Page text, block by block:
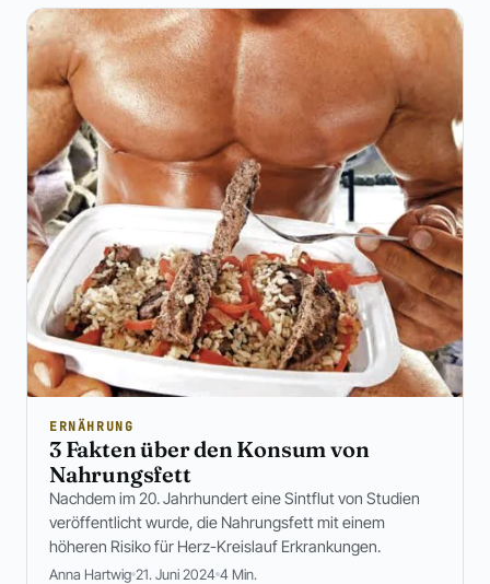
ERNÄHRUNG
3 Fakten über den Konsum von
Nahrungsfett
Nachdem im 20. Jahrhundert eine Sintflut von Studien
veröffentlicht wurde, die Nahrungsfett mit einem
höheren Risiko für Herz-Kreislauf Erkrankungen.
Anna Hartwig 21. Juni 2024 4 Min.